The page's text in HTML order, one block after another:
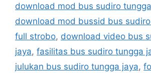
download mod bus sudiro
download mod bussid bus
full strobo, download video bus
jaya, fasilitas bus sudiro tungga
julukan bus sudiro tungga jaya,